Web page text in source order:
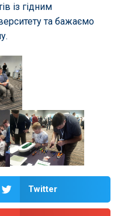
із гідним
та бажаємо
Twitter